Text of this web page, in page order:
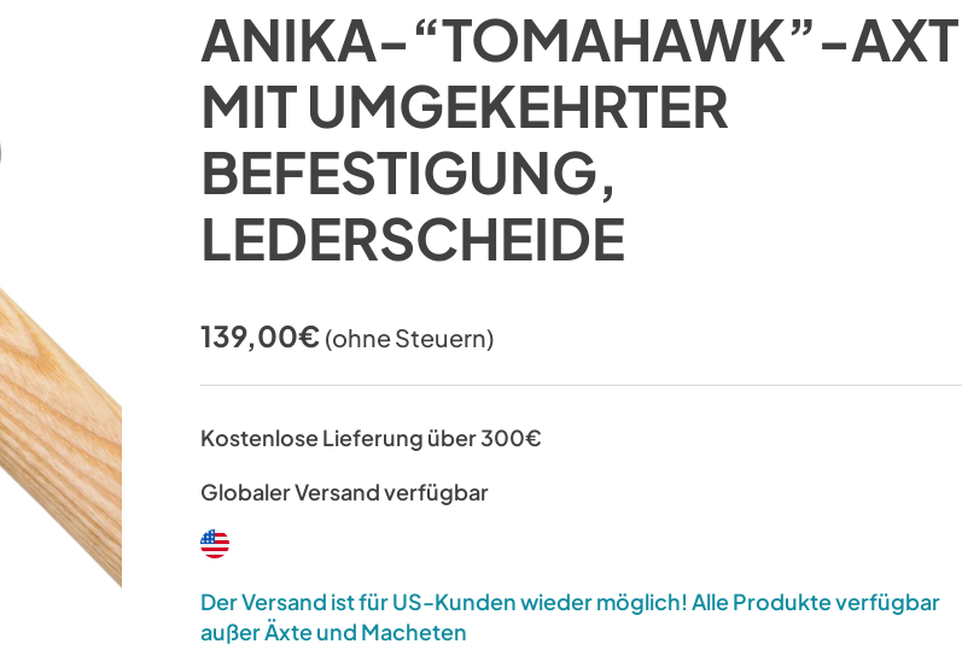
ANIKA-“TOMAHAWK”-AXT
MIT UMGEKEHRTER
BEFESTIGUNG,
LEDERSCHEIDE
139,00€ (ohne Steuern)
Kostenlose Lieferung über 300€
Globaler Versand verfügbar
Der Versand ist für US-Kunden wieder möglich! Alle Produkte verfügbar
außer Äxte und Macheten